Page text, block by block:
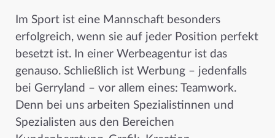
Im Sport ist eine Mannschaft besonders
erfolgreich, wenn sie auf jeder Position perfekt
besetzt ist. In einer Werbeagentur ist das
genauso. Schließlich ist Werbung – jedenfalls
bei Gerryland – vor allem eines: Teamwork.
Denn bei uns arbeiten Spezialistinnen und
Spezialisten aus den Bereichen